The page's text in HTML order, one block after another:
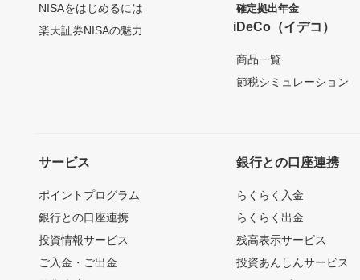
NISAをはじめるには
楽天証券NISAの魅力
確定拠出年金
iDeCo（イデコ）
商品一覧
節税シミュレーション
サービス
ポイントプログラム
銀行との口座連携
投資情報サービス
ご入金・ご出金
銀行との口座連携
らくらく入金
らくらく出金
残高表示サービス
投資あんしんサービス